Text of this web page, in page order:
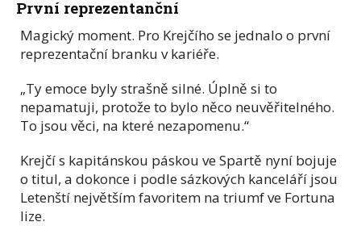
První reprezentanční
Magický moment. Pro Krejčího se jednalo o první
reprezentační branku v kariéře.
„Ty emoce byly strašně silné. Úplně si to
nepamatuji, protože to bylo něco neuvěřitelného.
To jsou věci, na které nezapomenu.“
Krejčí s kapitánskou páskou ve Spartě nyní bojuje
o titul, a dokonce i podle sázkových kanceláří jsou
Letenští největším favoritem na triumf ve Fortuna
lize.